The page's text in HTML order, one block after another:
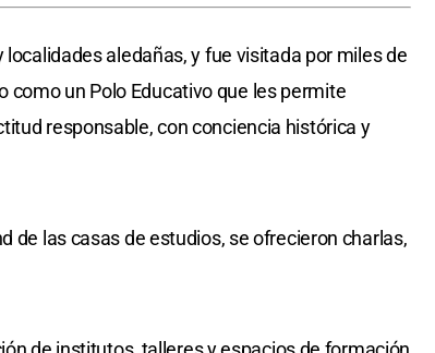
aledañas, y fue visitada por miles de
como un Polo Educativo que les permite
responsable, con conciencia histórica y
de las casas de estudios, se ofrecieron charlas,